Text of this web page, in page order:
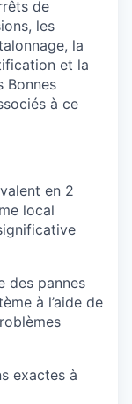
de
les
la
et la
Bonnes
à ce
en 2
local
des pannes
à l’aide de
exactes à